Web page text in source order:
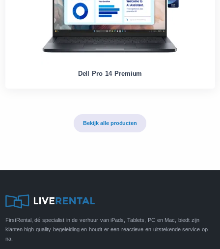
Dell Pro 14 Premium
Bekijk alle producten
FirstRental, dé specialist in de verhuur van iPads, Tablets, PC en Mac, biedt zijn
klanten high quality begeleiding en houdt er een reactieve en uitstekende service op
na.